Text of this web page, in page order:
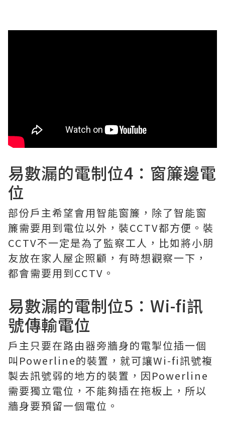
易數漏的電制位4：窗簾邊電
位
部份戶主希望會用智能窗簾，除了智能窗
簾需要用到電位以外，裝CCTV都方便。裝
CCTV不一定是為了監察工人，比如將小朋
友放在家人屋企照顧，有時想觀察一下，
都會需要用到CCTV。
易數漏的電制位5：Wi-fi訊
號傳輸電位
戶主只要在路由器旁牆身的電掣位插一個
叫Powerline的裝置，就可讓Wi-fi訊號複
製去訊號弱的地方的裝置，因Powerline
需要獨立電位，不能夠插在拖板上，所以
牆身要預留一個電位。